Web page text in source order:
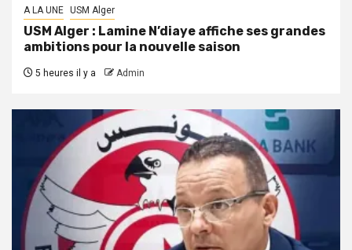
A LA UNE USM Alger
USM Alger : Lamine N’diaye affiche ses grandes
ambitions pour la nouvelle saison
5 heures il y a Admin